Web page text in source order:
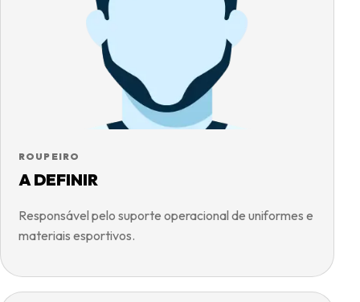
ROUPEIRO
A DEFINIR
Responsável pelo suporte operacional de uniformes e
materiais esportivos.